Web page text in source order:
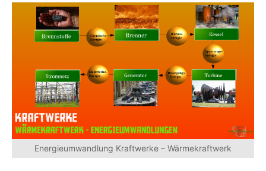
Energieumwandlung Kraftwerke – Wärmekraftwerk